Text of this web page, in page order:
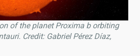
of the planet Proxima b orbiting
Credit: Gabriel Pérez Díaz,